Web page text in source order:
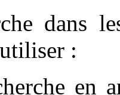
dans
:
en